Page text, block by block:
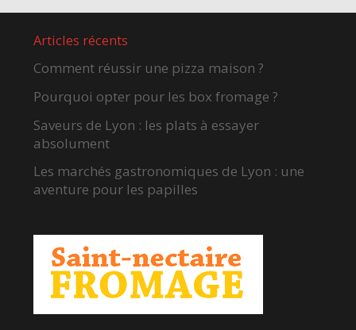
Articles récents
Comment réussir une pizza maison ?
Pourquoi opter pour les box fromage ?
Saveurs de Lyon : les plats à essayer
absolument
Les marchés gastronomiques de Lyon : une
aventure pour les papilles